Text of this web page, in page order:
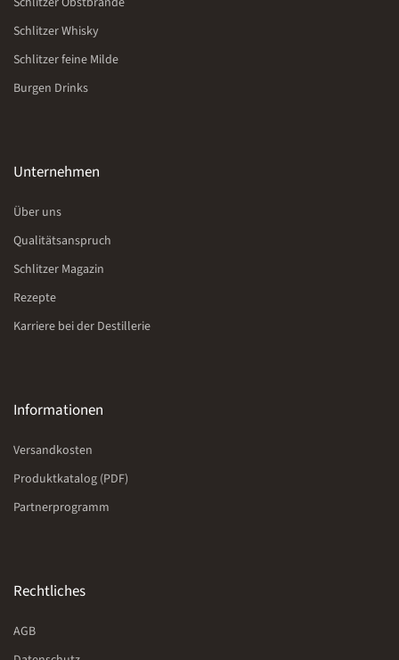
Schlitzer Whisky
Schlitzer feine Milde
Burgen Drinks
Unternehmen
Über uns
Qualitätsanspruch
Schlitzer Magazin
Rezepte
Karriere bei der Destillerie
Informationen
Versandkosten
Produktkatalog (PDF)
Partnerprogramm
Rechtliches
AGB